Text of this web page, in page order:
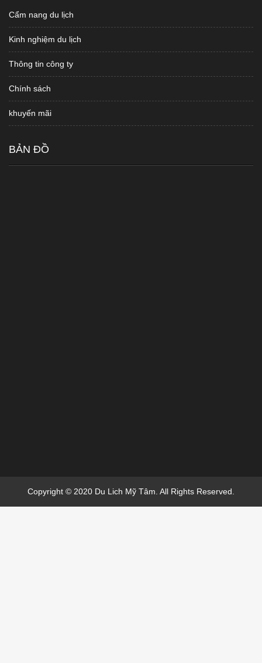
Cẩm nang du lịch
Kinh nghiệm du lịch
Thông tin công ty
Chính sách
khuyến mãi
BẢN ĐỒ
Copyright © 2020 Du Lich Mỹ Tâm. All Rights Reserved.